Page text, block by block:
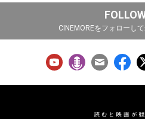
CINEMOREをフォローし